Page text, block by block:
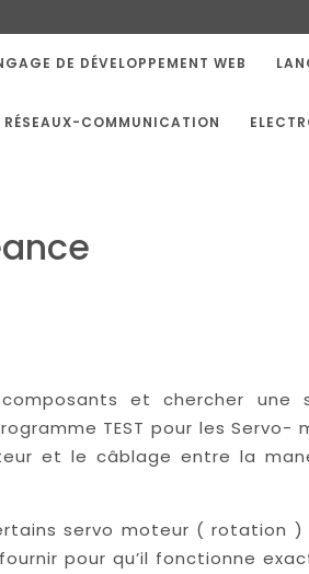
DE DÉVELOPPEMENT WEB
RÉSEAUX-COMMUNICATION
et chercher une
TEST pour les Servo-
et le câblage entre la
servo moteur ( rotation )
pour qu’il fonctionne